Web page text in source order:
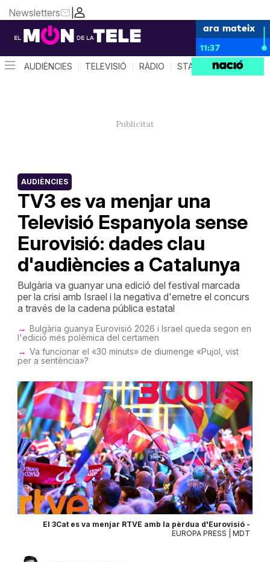
|
Newsletters
ara mateix
11:37
AUDIÈNCIES TELEVISIÓ RÀDIO STAR SYSTEM
TV3 es va menjar una
Televisió Espanyola sense
Eurovisió: dades clau
d'audiències a Catalunya
AUDIÈNCIES
Bulgària va guanyar una edició del festival marcada
per la crisi amb Israel i la negativa d'emetre el concurs
a través de la cadena pública estatal
Bulgària guanya Eurovisió 2026 i Israel queda segon en
l'edició més polèmica del certamen
Va funcionar el «30 minuts» de diumenge «Pujol, vist
per a sentència»?
El 3Cat es va menjar RTVE amb la pèrdua d'Eurovisió -
EUROPA PRESS | MDT